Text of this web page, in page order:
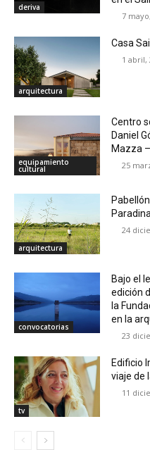
deriva
7
arquitectura
Casa
1 abril,
equipamiento
cultural
Centro
Daniel
Mazza
25
arquitectura
24
convocatorias
Bajo el
edición
la
en la
23
tv
Edificio
viaje de
11